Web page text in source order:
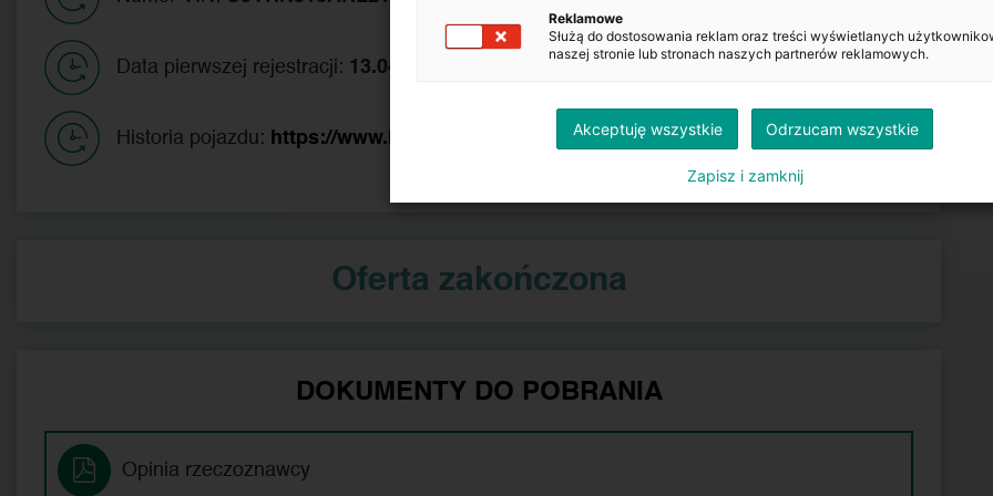
Data pierwszej rejestracji: 13.04.2017
Historia pojazdu: https://www.historiapojazdu.gov.pl
Oferta zakończona
DOKUMENTY DO POBRANIA
Opinia rzeczoznawcy
Reklamowe
Służą do dostosowania reklam oraz treści wyświetlanych
naszej stronie lub stronach naszych partnerów reklamowych.
Akceptuję wszystkie Odrzucam wszystkie
Zapisz i zamknij